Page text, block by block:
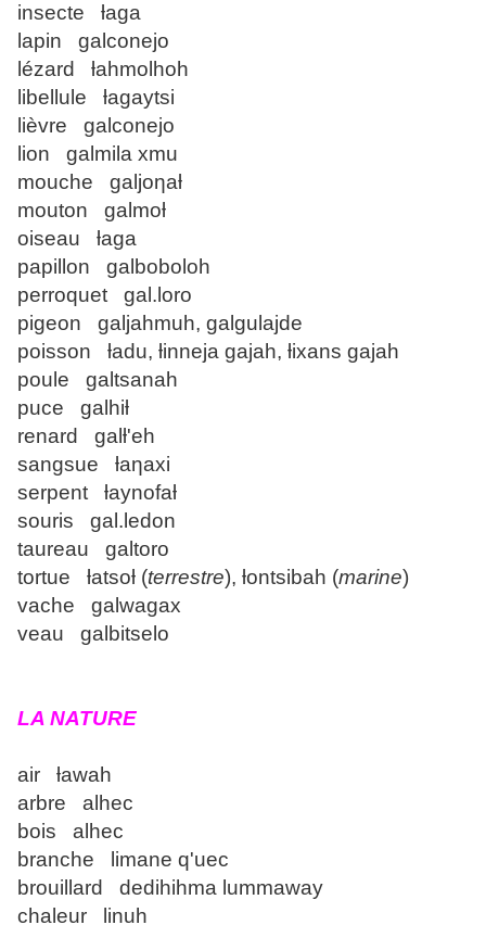
insecte ƚaga
lapin galconejo
lézard ƚahmolhoh
libellule ƚagaytsi
lièvre galconejo
lion galmila xmu
mouche galjoƞaƚ
mouton galmoƚ
oiseau ƚaga
papillon galboboloh
perroquet gal.loro
pigeon galjahmuh, galgulajde
poisson ƚadu, ƚinneja gajah, ƚixans gajah
poule galtsanah
puce galhiƚ
renard galƚ'eh
sangsue ƚaƞaxi
serpent ƚaynofaƚ
souris gal.ledon
taureau galtoro
tortue ƚatsoƚ (terrestre), ƚontsibah (marine)
vache galwagax
veau galbitselo
LA NATURE
air ƚawah
arbre alhec
bois alhec
branche limane q'uec
brouillard dedihihma lummaway
chaleur linuh